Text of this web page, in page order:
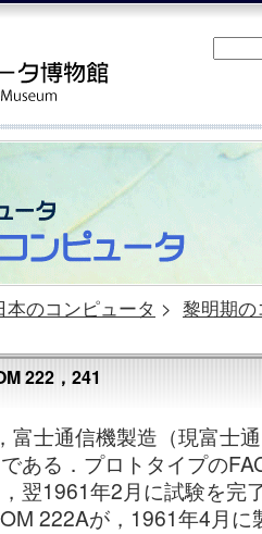
本のコンピュータ > 黎明期
222，241
富士通信機製造（現富士
ある．プロトタイプの
翌1961年2月に試験を完
222Aが，1961年4月